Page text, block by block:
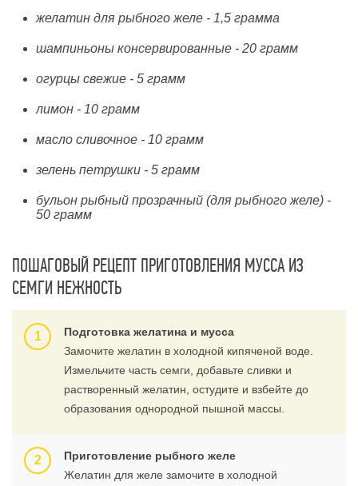
желатин для рыбного желе - 1,5 грамма
шампиньоны консервированные - 20 грамм
огурцы свежие - 5 грамм
лимон - 10 грамм
масло сливочное - 10 грамм
зелень петрушки - 5 грамм
бульон рыбный прозрачный (для рыбного желе) -
50 грамм
ПОШАГОВЫЙ РЕЦЕПТ ПРИГОТОВЛЕНИЯ МУССА ИЗ
СЕМГИ НЕЖНОСТЬ
Подготовка желатина и мусса
Замочите желатин в холодной кипяченой воде.
Измельчите часть семги, добавьте сливки и
растворенный желатин, остудите и взбейте до
образования однородной пышной массы.
Приготовление рыбного желе
Желатин для желе замочите в холодной